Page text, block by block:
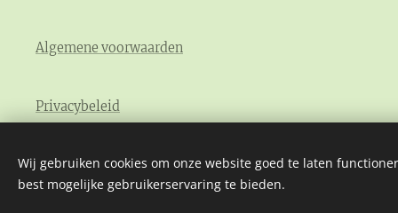
Algemene voorwaarden
Privacybeleid
Wij gebruiken cookies om onze website goed te laten
best mogelijke gebruikerservaring te bieden.